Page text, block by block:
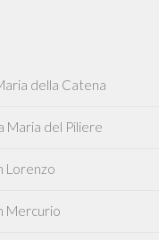
della Catena
Maria del Piliere
Lorenzo
Mercurio